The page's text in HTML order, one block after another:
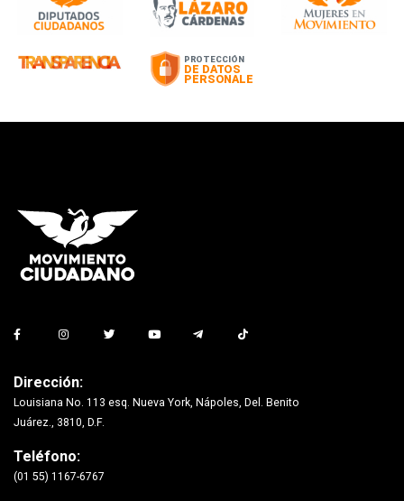
Dirección:
Louisiana No. 113 esq. Nueva York, Nápoles, Del. Benito
Juárez., 3810, D.F.
Teléfono:
(01 55) 1167-6767